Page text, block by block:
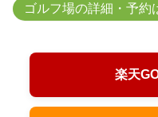
ゴルフ場の詳細・予約
楽天